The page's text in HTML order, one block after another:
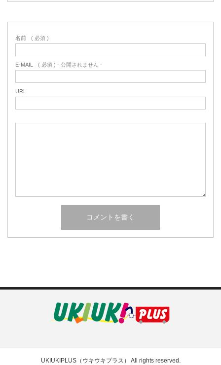
名前 ( 必須 )
E-MAIL ( 必須 ) - 公開されません -
URL
UKIUKIPLUS（ウキウキプラス） All rights reserved.